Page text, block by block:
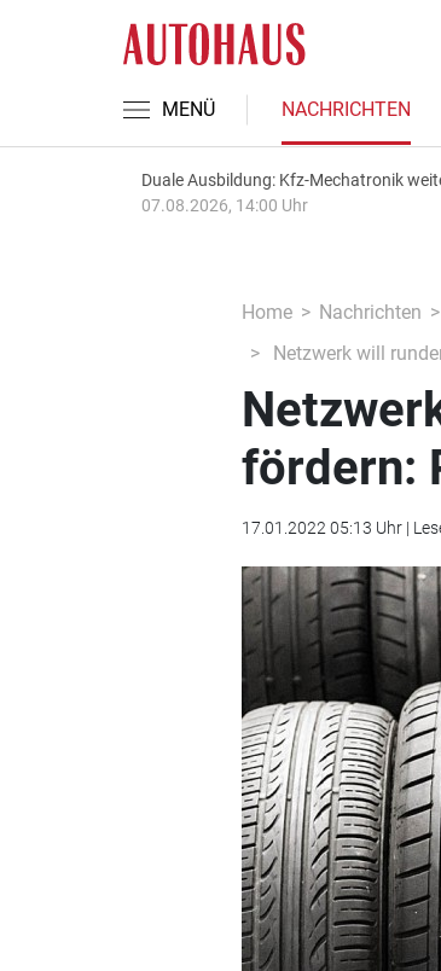
MENÜ NACHRICHTEN
Duale Ausbildung: Kfz-Mechatronik
07.08.2026, 14:00 Uhr
Home Nachrichten
Netzwerk will
fördern:
17.01.2022 05:13 Uhr |